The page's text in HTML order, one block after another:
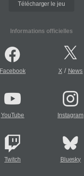
Télécharger le jeu
Informations officielles
Facebook X/ News
YouTube Instagram
Twitch Bluesky